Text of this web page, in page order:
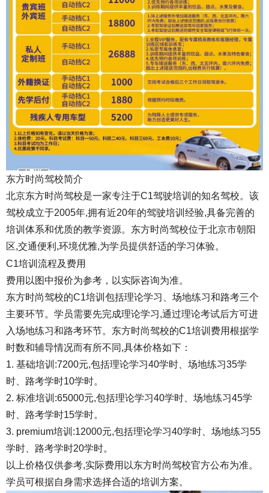
东方时尚驾校简介
北京东方时尚驾校是一家专注于C1驾驶培训的知名驾校。该
驾校成立于2005年,拥有近20年的驾驶培训经验,具备完善的
培训体系和优质的教学资源。东方时尚驾校位于北京市朝阳
区,交通便利,环境优雅,为学员提供舒适的学习体验。
C1培训流程及费用
费用以图中报价为参考，以实际咨询为准。
东方时尚驾校的C1培训包括理论学习、场地练习和路考三个
主要环节。学员需要先完成理论学习,通过理论考试后方可进
入场地练习和路考环节。东方时尚驾校的C1培训费用根据学
时数和辅导情况而有所不同,具体价格如下：
1. 基础培训:7200元,包括理论学习40学时、场地练习35学
时、路考学时10学时。
2. 标准培训:65000元,包括理论学习40学时、场地练习45学
时、路考学时15学时。
3. premium培训:12000元,包括理论学习40学时、场地练习55
学时、路考学时20学时。
以上价格仅供参考,实际费用以东方时尚驾校官方公布为准。
学员可根据自身需求选择合适的培训方案。